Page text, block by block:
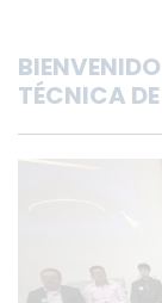
TÉCNICA